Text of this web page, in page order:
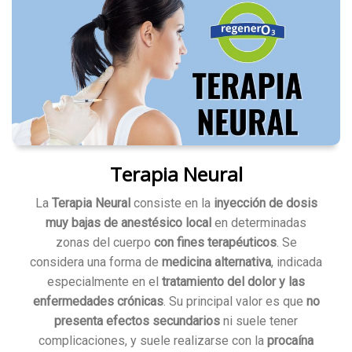
Terapia Neural
La Terapia Neuralconsiste en la inyección de dosis
muy bajas de anestésico local en determinadas
zonas del cuerpo con fines terapéuticos. Se
considera una forma de medicina alternativa, indicada
especialmente en el tratamiento del dolor y las
enfermedades crónicas. Su principal valor es que no
presenta efectos secundarios ni suele tener
complicaciones, y suele realizarse con la procaína